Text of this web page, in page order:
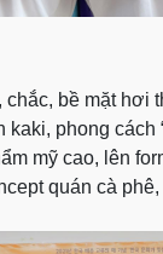
chắc, bề mặt hơi
kaki, phong cách
mỹ cao, lên
quán cà